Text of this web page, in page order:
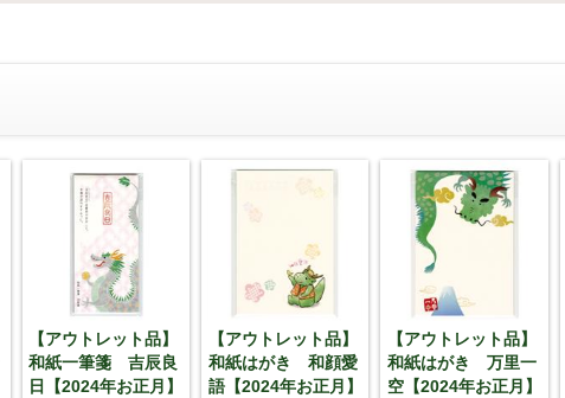
【アウトレット品】
和紙一筆箋 吉辰良
日【2024年お正月】
【アウトレット品】
和紙はがき 和顔愛
語【2024年お正月】
【アウトレット品】
和紙はがき 万里一
空【2024年お正月】